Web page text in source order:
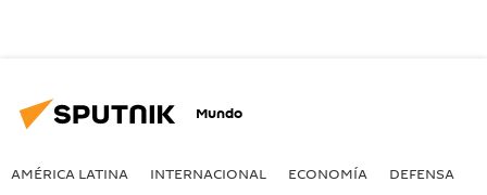
Mundo
AMÉRICA LATINA INTERNACIONAL ECONOMÍA DEFENSA